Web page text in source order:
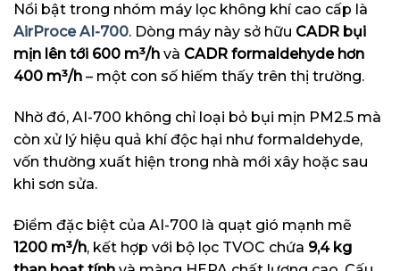
Nổi bật trong nhóm máy lọc không khí cao cấp là
AirProce AI-700. Dòng máy này sở hữu CADR bụi
mịn lên tới 600 m³/h và CADR formaldehyde hơn
400 m³/h – một con số hiếm thấy trên thị trường.
Nhờ đó, AI-700 không chỉ loại bỏ bụi mịn PM2.5 mà
còn xử lý hiệu quả khí độc hại như formaldehyde,
vốn thường xuất hiện trong nhà mới xây hoặc sau
khi sơn sửa.
Điểm đặc biệt của AI-700 là quạt gió mạnh mẽ
1200 m³/h, kết hợp với bộ lọc TVOC chứa 9,4 kg